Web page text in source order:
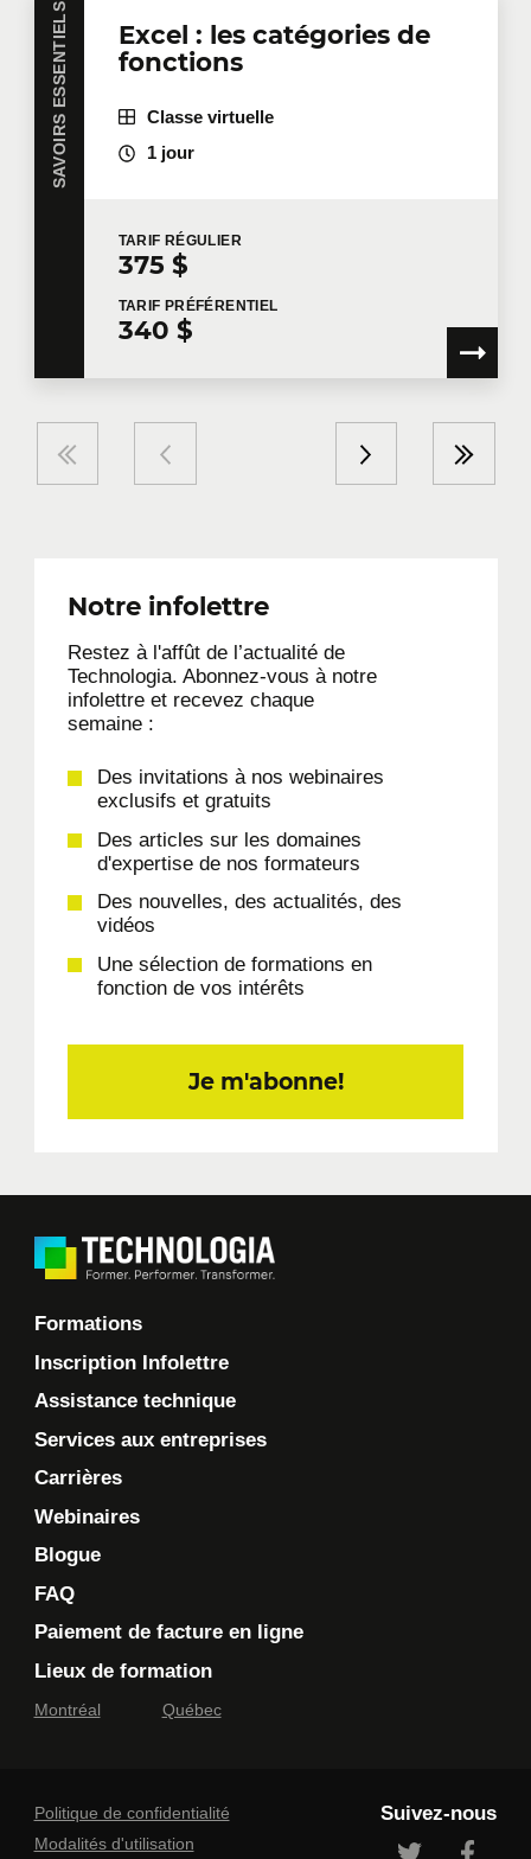
SAVOIRS ESSENTIELS
Excel : les catégories de
fonctions
Classe virtuelle
1 jour
TARIF RÉGULIER
375 $
TARIF PRÉFÉRENTIEL
340 $
Notre infolettre
Restez à l'affût de l’actualité de
Technologia. Abonnez-vous à notre
infolettre et recevez chaque
semaine :
Des invitations à nos webinaires
exclusifs et gratuits
Des articles sur les domaines
d'expertise de nos formateurs
Des nouvelles, des actualités, des
vidéos
Une sélection de formations en
fonction de vos intérêts
Je m'abonne!
Formations
Inscription Infolettre
Assistance technique
Services aux entreprises
Carrières
Webinaires
Blogue
FAQ
Paiement de facture en ligne
Lieux de formation
Montréal Québec
Politique de confidentialité
Modalités d'utilisation
Suivez-nous